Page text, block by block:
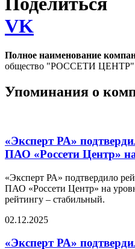
VK
Полное наименование
общество "РОССЕТИ ЦЕНТР"
Упоминания о
«Эксперт РА»
ПАО «Россети Центр»
«Эксперт РА» подтвердило
ПАО «Россети Центр» на
рейтингу – стабильный.
02.12.2025
«Эксперт РА»